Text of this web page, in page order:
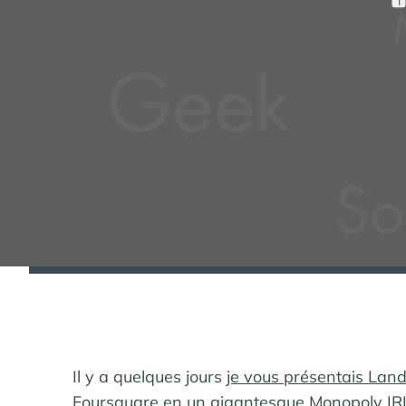
P
Il y a quelques jours je vous présentais